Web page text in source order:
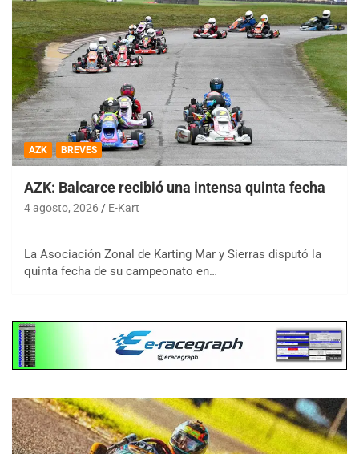
AZK BREVES
AZK: Balcarce recibió una intensa quinta fecha
4 agosto, 2026 E-Kart
La Asociación Zonal de Karting Mar y Sierras disputó la
quinta fecha de su campeonato en…